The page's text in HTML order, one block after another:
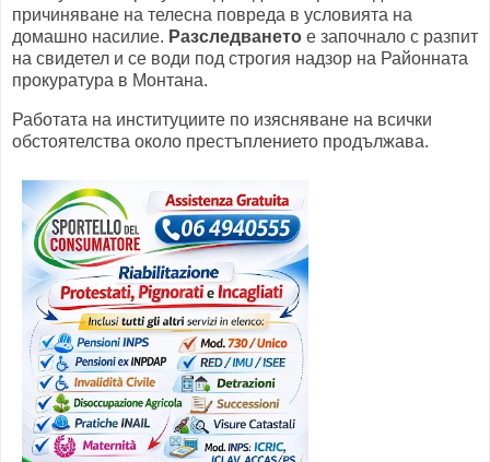
причиняване на телесна повреда в условията на
домашно насилие. Разследването е започнало с разпит
на свидетел и се води под строгия надзор на Районната
прокуратура в Монтана.
Работата на институциите по изясняване на всички
обстоятелства около престъплението продължава.